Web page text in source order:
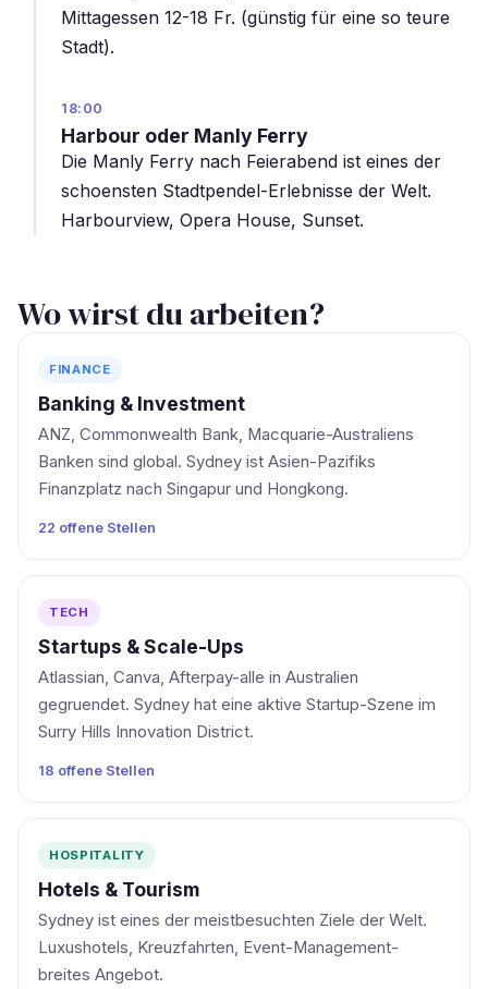
Mittagessen 12-18 Fr. (günstig für eine so teure
Stadt).
18:00
Harbour oder Manly Ferry
Die Manly Ferry nach Feierabend ist eines der
schoensten Stadtpendel-Erlebnisse der Welt.
Harbourview, Opera House, Sunset.
Wo wirst du arbeiten?
FINANCE
Banking & Investment
ANZ, Commonwealth Bank, Macquarie-Australiens
Banken sind global. Sydney ist Asien-Pazifiks
Finanzplatz nach Singapur und Hongkong.
22 offene Stellen
TECH
Startups & Scale-Ups
Atlassian, Canva, Afterpay-alle in Australien
gegruendet. Sydney hat eine aktive Startup-Szene im
Surry Hills Innovation District.
18 offene Stellen
HOSPITALITY
Hotels & Tourism
Sydney ist eines der meistbesuchten Ziele der Welt.
Luxushotels, Kreuzfahrten, Event-Management-
breites Angebot.